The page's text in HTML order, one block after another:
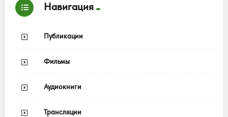
Навигация
Публикации
Фильмы
Аудиокниги
Трансляции